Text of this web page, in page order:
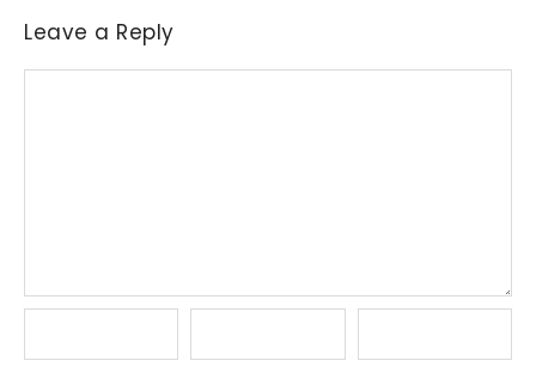
Leave a Reply